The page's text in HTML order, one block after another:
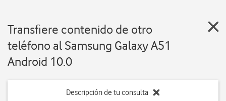
Transfiere contenido de otro
teléfono al Samsung Galaxy A51
Android 10.0
Descripción de tu consulta